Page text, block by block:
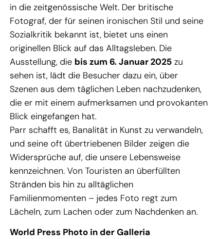
in die zeitgenössische Welt. Der britische
Fotograf, der für seinen ironischen Stil und seine
Sozialkritik bekannt ist, bietet uns einen
originellen Blick auf das Alltagsleben. Die
Ausstellung, die bis zum 6. Januar 2025 zu
sehen ist, lädt die Besucher dazu ein, über
Szenen aus dem täglichen Leben nachzudenken,
die er mit einem aufmerksamen und provokanten
Blick eingefangen hat.
Parr schafft es, Banalität in Kunst zu verwandeln,
und seine oft übertriebenen Bilder zeigen die
Widersprüche auf, die unsere Lebensweise
kennzeichnen. Von Touristen an überfüllten
Stränden bis hin zu alltäglichen
Familienmomenten – jedes Foto regt zum
Lächeln, zum Lachen oder zum Nachdenken an.
World Press Photo in der Galleria